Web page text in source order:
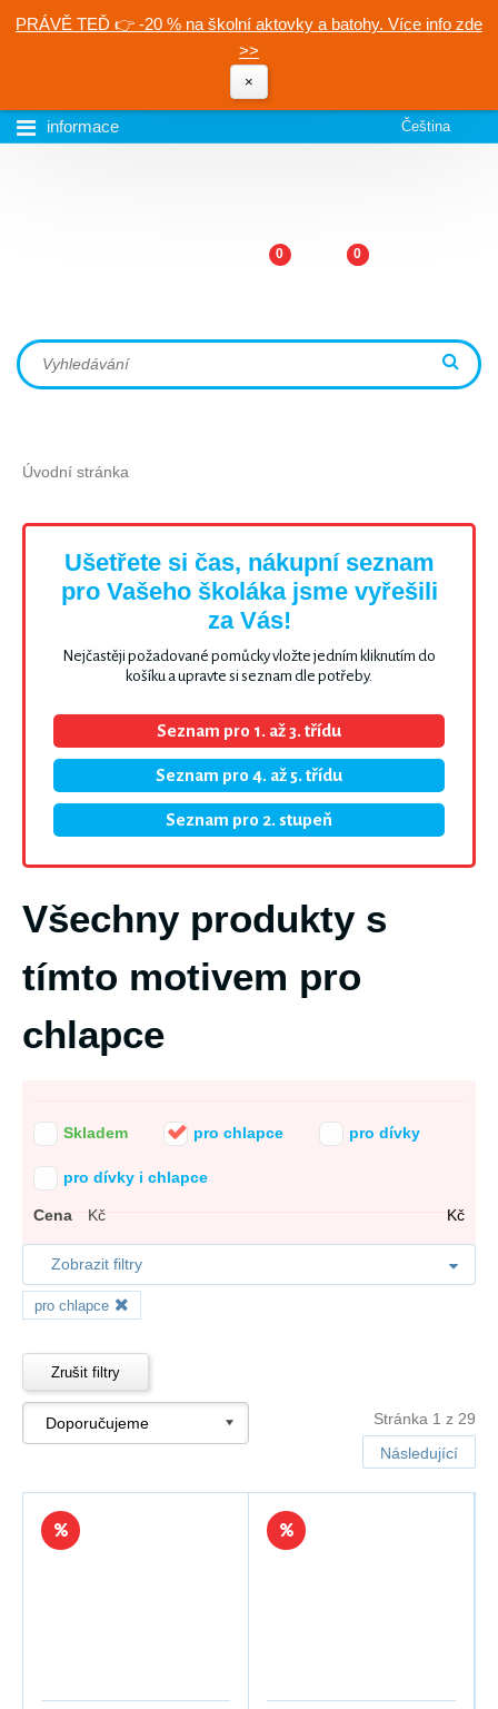
PRÁVĚ TEĎ 👉 -20 % na školní aktovky a batohy. Více info zde
>>
×
informace Čeština
0 0
Úvodní stránka
Ušetřete si čas, nákupní seznam
pro Vašeho školáka jsme vyřešili
za Vás!
Nejčastěji požadované pomůcky vložte jedním kliknutím do
košíku a upravte si seznam dle potřeby.
Seznam pro 1. až 3. třídu
Seznam pro 4. až 5. třídu
Seznam pro 2. stupeň
Všechny produkty s
tímto motivem pro
chlapce
Skladem pro chlapce pro dívky
pro dívky i chlapce
Cena Kč Kč
Zobrazit filtry
pro chlapce
Zrušit filtry
Stránka 1 z 29
Následující